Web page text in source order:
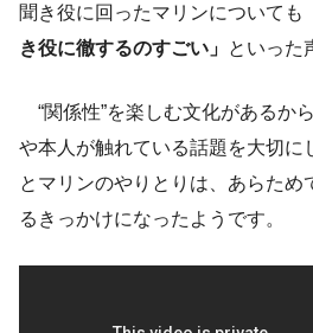
聞き役に回ったマリンについても
き役に徹するのすごい」 といった
“関係性”を楽しむ文化があるか
や本人が触れている話題を大切
とマリンのやりとりは、あらため
るきっかけになったようです。